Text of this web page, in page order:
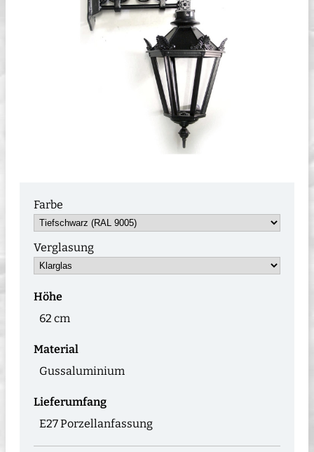
Farbe
Verglasung
Höhe
62 cm
Material
Gussaluminium
Lieferumfang
E27 Porzellanfassung